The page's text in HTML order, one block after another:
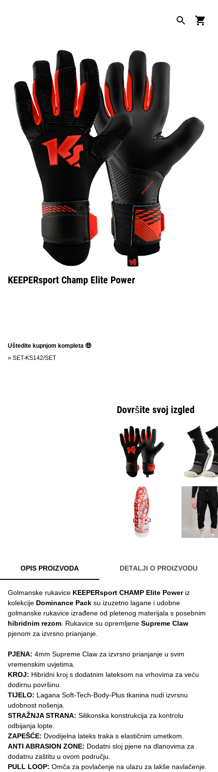
KEEPERsport Champ Elite Power
Uštedite kupnjom kompleta 🤑
» SET-KS142/SET
Dovršite svoj izgled
OPIS PROIZVODA DETALJI O PROIZVODU
Golmanske rukavice KEEPERsport CHAMP Elite Power iz
kolekcije Dominance Pack su izuzetno lagane i udobne
golmanske rukavice izrađene od pletenog materijala s posebnim
hibridnim rezom . Rukavice su opremljene Supreme Claw
pjenom za izvrsno prianjanje.
PJENA: 4mm Supreme Claw za izvrsno prianjanje u svim
vremenskim uvjetima.
KROJ: Hibridni kroj s dodatnim lateksom na vrhovima za veću
dodirnu površinu.
TIJELO: Lagana Soft-Tech-Body-Plus tkanina nudi izvrsnu
udobnost nošenja.
STRAŽNJA STRANA: Silikonska konstrukcija za kontrolu
odbijanja lopte.
ZAPEŠĆE: Dvodijelna lateks traka s elastičnim umetkom.
ANTI ABRASION ZONE: Dodatni sloj pjene na dlanovima za
dodatnu zaštitu u ovom području.
PULL LOOP: Omča za povlačenje na ulazu za lakše navlačenje.